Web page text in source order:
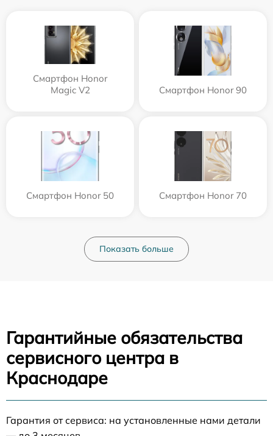
Смартфон Honor
Magic V2
Смартфон Honor 90
Смартфон Honor 50 Смартфон Honor 70
Показать больше
Гарантийные обязательства
сервисного центра в
Краснодаре
Гарантия от сервиса: на установленные нами детали